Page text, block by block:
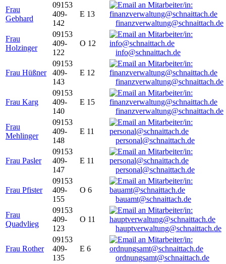
Frau
Gebhard
09153
409-
142
E 13
finanzverwaltung@schnaittach.de
Frau
Holzinger
09153
409-
122
O 12
info@schnaittach.de
Frau Hüßner
09153
409-
143
E 12
finanzverwaltung@schnaittach.de
Frau Karg
09153
409-
140
E 15
finanzverwaltung@schnaittach.de
Frau
Mehlinger
09153
409-
148
E 11
personal@schnaittach.de
Frau Pasler
09153
409-
147
E 11
personal@schnaittach.de
Frau Pfister
09153
409-
155
O 6
bauamt@schnaittach.de
Frau
Quadvlieg
09153
409-
123
O 11
hauptverwaltung@schnaittach.de
Frau Rother
09153
409-
135
E 6
ordnungsamt@schnaittach.de